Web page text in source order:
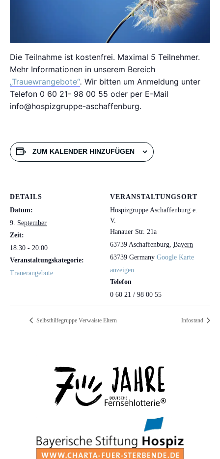
Die Teilnahme ist kostenfrei. Maximal 5 Teilnehmer.
Mehr Informationen in unserem Bereich
„Trauewrangebote“. Wir bitten um Anmeldung unter
Telefon 0 60 21- 98 00 55 oder per E-Mail
info@hospizgruppe-aschaffenburg.
ZUM KALENDER HINZUFÜGEN
DETAILS
Datum:
9. September
Zeit:
18:30 - 20:00
Veranstaltungskategorie:
Trauerangebote
VERANSTALTUNGSORT
Hospizgruppe Aschaffenburg e.
V.
Hanauer Str. 21a
63739 Aschaffenburg Bayern
63739 Germany Google Karte
anzeigen
Telefon
0 60 21 / 98 00 55
Selbsthilfegruppe Verwaiste Eltern Infostand